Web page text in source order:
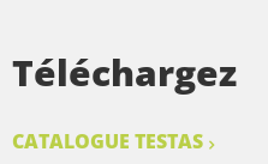
Téléchargez
CATALOGUE TESTAS